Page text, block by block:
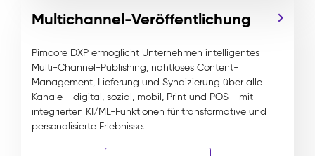
Multichannel-Veröffentlichung
Pimcore DXP ermöglicht Unternehmen intelligentes
Multi-Channel-Publishing, nahtloses Content-
Management, Lieferung und Syndizierung über alle
Kanäle - digital, sozial, mobil, Print und POS - mit
integrierten KI/ML-Funktionen für transformative und
personalisierte Erlebnisse.